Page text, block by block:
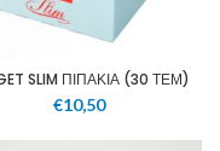
SLIM ΠΙΠΑΚΙΑ (30 ΤΕΜ)
€10,50